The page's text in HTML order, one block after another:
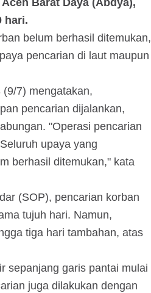
Barat Daya (Abdya),
hari.
belum berhasil ditemukan,
pencarian di laut maupun
7) mengatakan,
pencarian dijalankan,
"Operasi pencarian
upaya yang
berhasil ditemukan," kata
(SOP), pencarian korban
tujuh hari. Namun,
tiga hari tambahan, atas
sepanjang garis pantai mulai
juga dilakukan dengan